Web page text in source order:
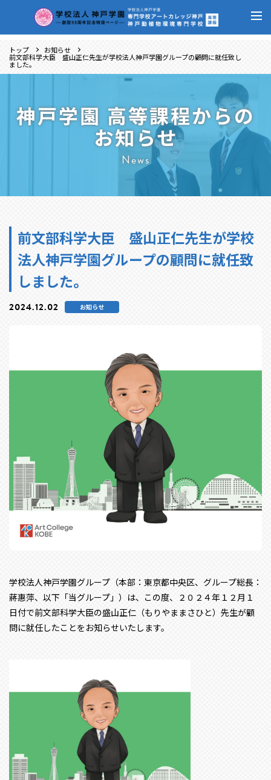
トップ お知らせ
前文部科学大臣 盛山正仁先生が学校法人神戸学園グループの顧問に就任致し
ました。
神戸学園 高等課程からの
お知らせ
News
前文部科学大臣 盛山正仁先生が学校
法人神戸学園グループの顧問に就任致
しました。
2024.12.02 お知らせ
学校法人神戸学園グループ（本部：東京都中央区、グループ総長：
蔣惠萍、以下「当グループ」）は、この度、
２０２４年１２月１
日付で前文部科学大臣の盛山正仁（もりやままさひと） 先生が顧
問に就任したことをお知らせいたします。